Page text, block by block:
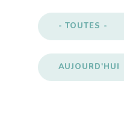
- TOUTES -
AUJOURD'HUI